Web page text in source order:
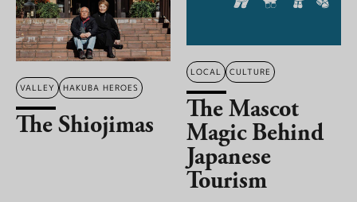
SNOW SEASON
贅沢なお食事体験 5選 その他
岩岳スウィング
ショッピング
クロスカントリースキー
温泉
もっと見る
HHGについて
HHGについて
採用情報
最新情報
日本語
BOOK NOW
VALLEY HAKUBA HEROES
The Shiojimas
LOCAL CULTURE
The Mascot
Magic Behind
Japanese
Tourism